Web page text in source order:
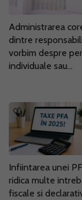
Administrarea
dintre
vorbim despre
individuale sau...
Infiintarea unei
ridica multe
fiscale si